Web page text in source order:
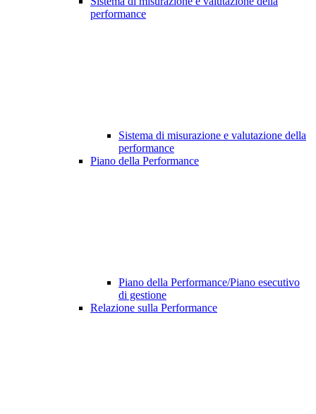
performance
Sistema di misurazione e valutazione della
performance
Piano della Performance
Piano della Performance/Piano esecutivo
di gestione
Relazione sulla Performance